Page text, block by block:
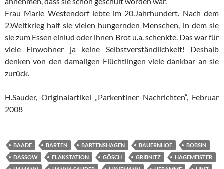
Frau Marie Westendorf lebte im 20.Jahrhundert. Nach dem
2.Weltkrieg half sie vielen hungernden Menschen, in dem sie
sie zum Essen einlud oder ihnen Brot u.a. schenkte. Das war für
viele Einwohner ja keine Selbstverständlichkeit! Deshalb
denken von den damaligen Flüchtlingen viele dankbar an sie
zurück.
H.Sauder, Originalartikel „Parkentiner Nachrichten“, Februar
2008
BAADE BARTEN BARTENSHAGEN BAUERNHOF
BOBSIN
DASSOW
FLAKSTATION GÖSCH GRIBNITZ
HAGEMEISTER